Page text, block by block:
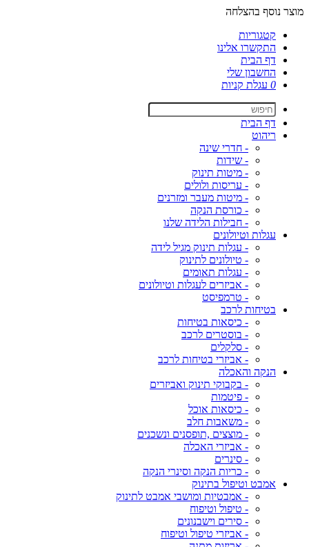
מוצר נוסף בהצלחה
קטגוריות
התקשרו אלינו
דף הבית
החשבון שלי
0 עגלת קניות
דף הבית
ריהוט
- חדרי שינה
- שידות
- מיטות תינוק
- עריסות ולולים
- מיטות מעבר ומזרנים
- כורסת הנקה
- חבילות הלידה שלנו
עגלות וטיולונים
- עגלות תינוק מגיל לידה
- טיולונים לתינוק
- עגלות תאומים
- אביזרים לעגלות וטיולונים
- טרמפיסט
בטיחות לרכב
- כיסאות בטיחות
- בוסטרים לרכב
- סלקלים
- אביזרי בטיחות לרכב
הנקה והאכלה
- בקבוקי תינוק ואביזרים
- פיטמות
- כיסאות אוכל
- משאבות חלב
- מוצצים ,תופסנים ונשכנים
- אביזרי האכלה
- סינרים
- כריות הנקה וסינרי הנקה
אמבט וטיפול בתינוק
- אמבטיות ומושבי אמבט לתינוק
- טיפול וטיפוח
- סירים וישבנונים
- אביזרי טיפול וטיפוח